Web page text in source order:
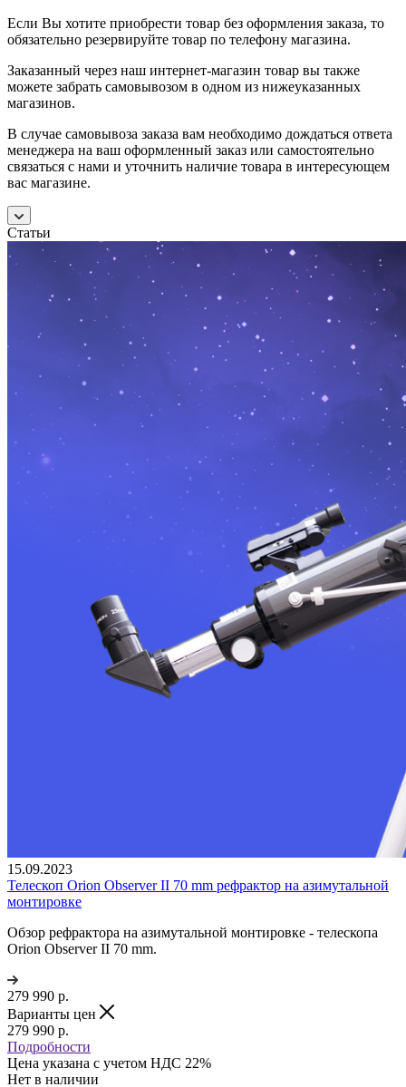
Если Вы хотите приобрести товар без оформления заказа, то
обязательно резервируйте товар по телефону магазина.
Заказанный через наш интернет-магазин товар вы также
можете забрать самовывозом в одном из нижеуказанных
магазинов.
В случае самовывоза заказа вам необходимо дождаться ответа
менеджера на ваш оформленный заказ или самостоятельно
связаться с нами и уточнить наличие товара в интересующем
вас магазине.
Статьи
15.09.2023
Телескоп Orion Observer II 70 mm рефрактор на азимутальной
монтировке
Обзор рефрактора на азимутальной монтировке - телескопа
Orion Observer II 70 mm.
279 990 р.
Варианты цен
279 990 р.
Подробности
Цена указана с учетом НДС 22%
Нет в наличии